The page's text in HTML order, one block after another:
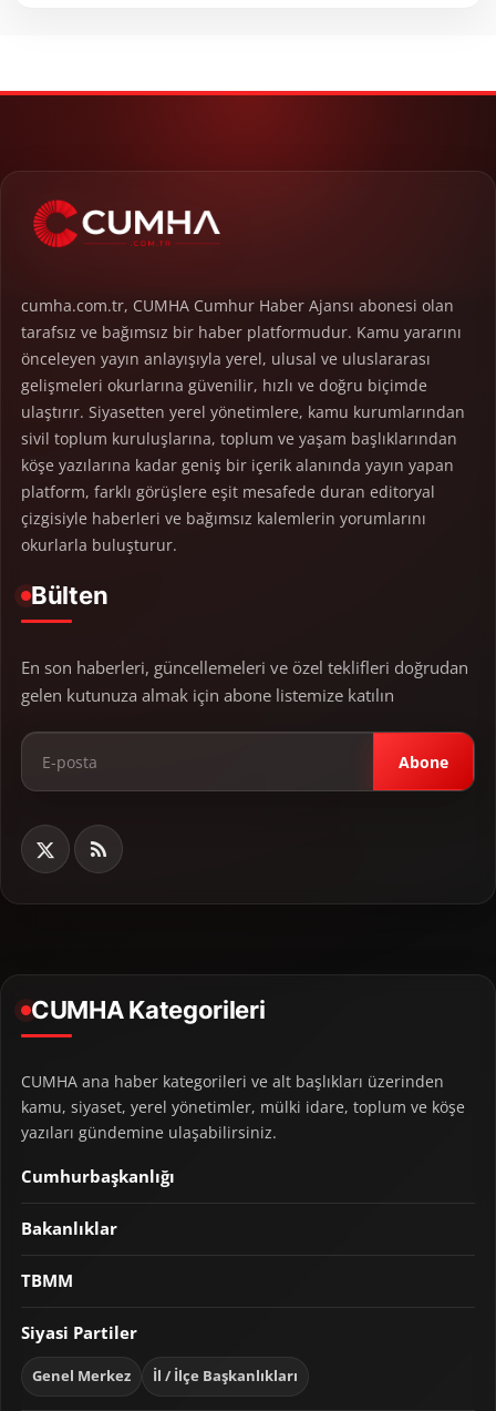
cumha.com.tr, CUMHA Cumhur Haber Ajansı abonesi olan
tarafsız ve bağımsız bir haber platformudur. Kamu yararını
önceleyen yayın anlayışıyla yerel, ulusal ve uluslararası
gelişmeleri okurlarına güvenilir, hızlı ve doğru biçimde
ulaştırır. Siyasetten yerel yönetimlere, kamu kurumlarından
sivil toplum kuruluşlarına, toplum ve yaşam başlıklarından
köşe yazılarına kadar geniş bir içerik alanında yayın yapan
platform, farklı görüşlere eşit mesafede duran editoryal
çizgisiyle haberleri ve bağımsız kalemlerin yorumlarını
okurlarla buluşturur.
Bülten
En son haberleri, güncellemeleri ve özel teklifleri doğrudan
gelen kutunuza almak için abone listemize katılın
Abone
CUMHA Kategorileri
CUMHA ana haber kategorileri ve alt başlıkları üzerinden
kamu, siyaset, yerel yönetimler, mülki idare, toplum ve köşe
yazıları gündemine ulaşabilirsiniz.
Cumhurbaşkanlığı
Bakanlıklar
TBMM
Siyasi Partiler
Genel Merkez İl / İlçe Başkanlıkları